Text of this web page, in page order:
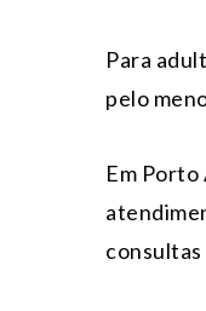
Para
pelo
Em Porto
consultas